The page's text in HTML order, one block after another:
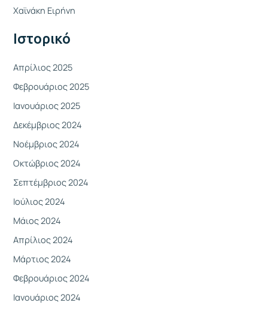
η
ι
Χαϊνάκη Ειρήνη
Ιστορικό
Απρίλιος 2025
Φεβρουάριος 2025
Ιανουάριος 2025
Δεκέμβριος 2024
Νοέμβριος 2024
Οκτώβριος 2024
Σεπτέμβριος 2024
Ιούλιος 2024
Μάιος 2024
Απρίλιος 2024
Μάρτιος 2024
Φεβρουάριος 2024
Ιανουάριος 2024